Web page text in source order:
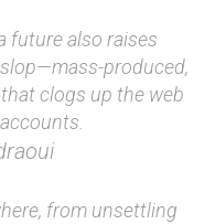
future also raises
produced,
clogs up the web
from unsettling